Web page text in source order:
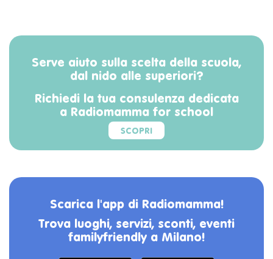
Serve aiuto sulla scelta della scuola,
dal nido alle superiori?
Richiedi la tua consulenza dedicata
a Radiomamma for school
SCOPRI
Scarica l'app di Radiomamma!
Trova luoghi, servizi, sconti, eventi
familyfriendly a Milano!